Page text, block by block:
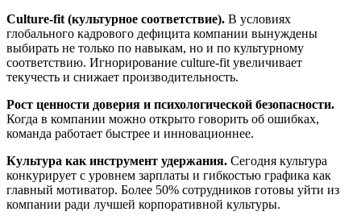
Culture-fit (культурное соответствие). В условиях
глобального кадрового дефицита компании вынуждены
выбирать не только по навыкам, но и по культурному
соответствию. Игнорирование culture-fit увеличивает
текучесть и снижает производительность.
Рост ценности доверия и психологической безопасности.
Когда в компании можно открыто говорить об ошибках,
команда работает быстрее и инновационнее.
Культура как инструмент удержания. Сегодня культура
конкурирует с уровнем зарплаты и гибкостью графика как
главный мотиватор. Более 50% сотрудников готовы уйти из
компании ради лучшей корпоративной культуры.